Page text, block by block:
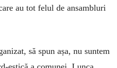
au tot felul de ansambluri
să spun așa, nu suntem